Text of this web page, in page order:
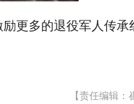
更多的退役军人传承
【责任编辑：